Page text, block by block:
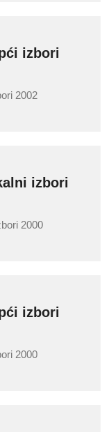
izbori
2002
izbori
2000
izbori
2000